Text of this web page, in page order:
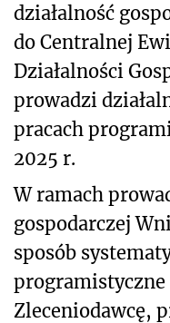
działalność
do Centralnej
Działalności
prowadzi
pracach
2025 r.
W ramach
gospodarczej
sposób
programistyczne
Zleceniodawcę,